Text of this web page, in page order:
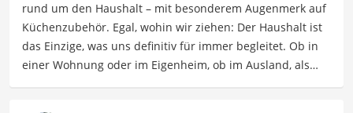
rund um den Haushalt – mit besonderem Augenmerk auf
Küchenzubehör. Egal, wohin wir ziehen: Der Haushalt ist
das Einzige, was uns definitiv für immer begleitet. Ob in
einer Wohnung oder im Eigenheim, ob im Ausland, als